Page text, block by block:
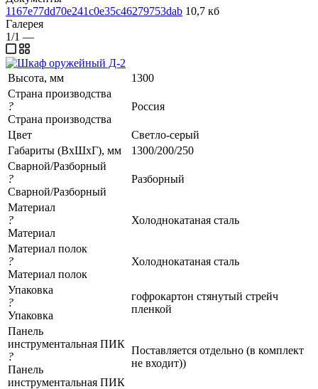
1167e77dd70e241c0e35c46279753dab 10,7 кб
Галерея
1/1 —
Высота, мм
1300
Страна производства
?
Страна производства
Россия
Цвет
Светло-серый
Габариты (ВхШхГ), мм
1300/200/250
Сварной/Разборный
?
Сварной/Разборный
Разборный
Материал
?
Материал
Холоднокатаная сталь
Материал полок
?
Материал полок
Холоднокатаная сталь
Упаковка
?
Упаковка
гофрокартон стянутый стрейч
пленкой
Панель
инструментальная ПИК
?
Панель
инструментальная ПИК
Поставляется отдельно (в комплект
не входит))